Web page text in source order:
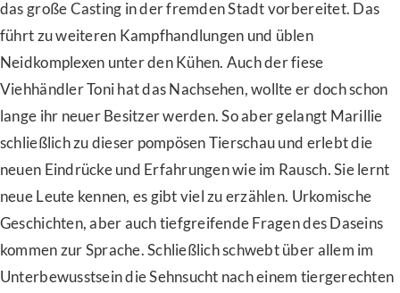
das große Casting in der fremden Stadt vorbereitet. Das
führt zu weiteren Kampfhandlungen und üblen
Neidkomplexen unter den Kühen. Auch der fiese
Viehhändler Toni hat das Nachsehen, wollte er doch schon
lange ihr neuer Besitzer werden. So aber gelangt Marillie
schließlich zu dieser pompösen Tierschau und erlebt die
neuen Eindrücke und Erfahrungen wie im Rausch. Sie lernt
neue Leute kennen, es gibt viel zu erzählen. Urkomische
Geschichten, aber auch tiefgreifende Fragen des Daseins
kommen zur Sprache. Schließlich schwebt über allem im
Unterbewusstsein die Sehnsucht nach einem tiergerechten